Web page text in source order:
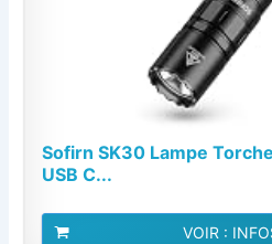
Sofirn SK30 Lampe
USB C...
VOIR :